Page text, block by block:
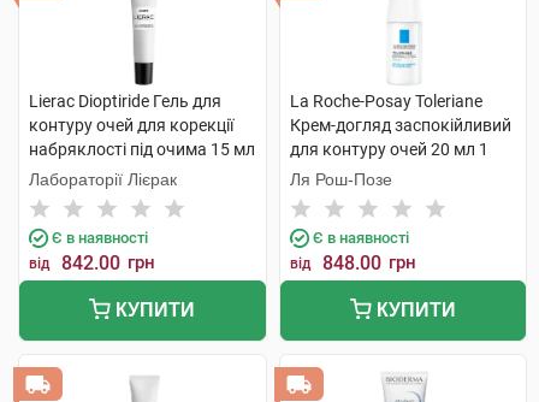
Lierac Dioptiride Гель для
контуру очей для корекції
набряклості під очима 15 мл
1 туба
Лабораторії Лієрак
Є в наявності
від 842.00 грн
КУПИТИ
La Roche-Posay Toleriane
Крем-догляд заспокійливий
для контуру очей 20 мл 1
флакон
Ля Рош-Позе
Є в наявності
від 848.00 грн
КУПИТИ